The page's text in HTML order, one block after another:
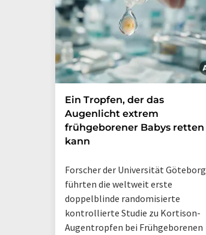
Ein Tropfen, der das
Augenlicht extrem
frühgeborener Babys retten
kann
Forscher der Universität Göteborg
führten die weltweit erste
doppelblinde randomisierte
kontrollierte Studie zu Kortison-
Augentropfen bei Frühgeborenen